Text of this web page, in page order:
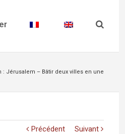
: Jérusalem – Bâtir deux villes en une
Précédent Suivant